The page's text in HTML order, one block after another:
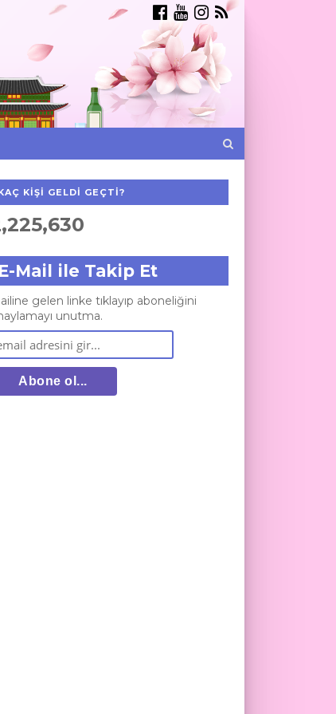
KIŞI GELDI GEÇTI?
E-Mail ile Takip Et
gelen linke tıklayıp aboneliğini
unutma.